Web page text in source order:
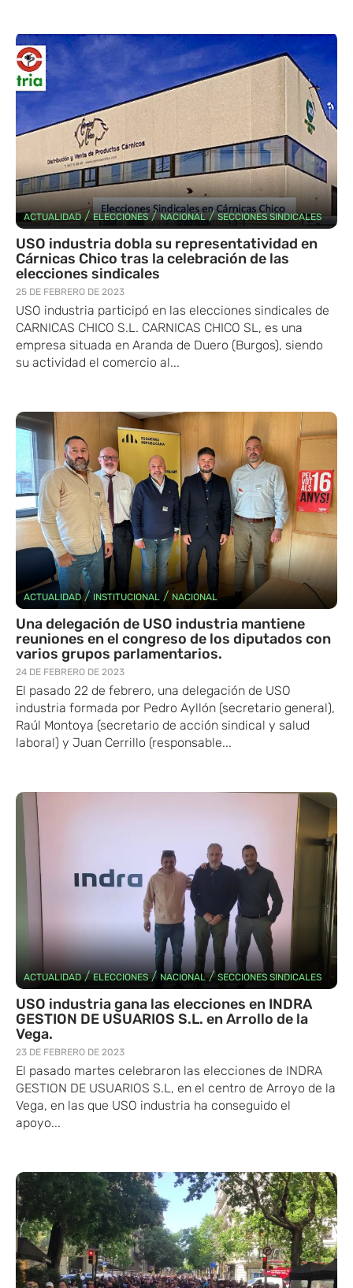
ACTUALIDAD/ ELECCIONES/NACIONAL /SECCIONES SINDICALES
USO industria dobla su representatividad en
Cárnicas Chico tras la celebración de las
elecciones sindicales
25 DE FEBRERO DE 2023
USO industria participó en las elecciones sindicales de
CARNICAS CHICO S.L. CARNICAS CHICO SL, es una
empresa situada en Aranda de Duero (Burgos), siendo
su actividad el comercio al...
ACTUALIDAD/ INSTITUCIONAL / NACIONAL
Una delegación de USO industria mantiene
reuniones en el congreso de los diputados con
varios grupos parlamentarios.
24 DE FEBRERO DE 2023
El pasado 22 de febrero, una delegación de USO
industria formada por Pedro Ayllón (secretario general),
Raúl Montoya (secretario de acción sindical y salud
laboral) y Juan Cerrillo (responsable...
ACTUALIDAD/ELECCIONES/ NACIONAL/SECCIONES SINDICALES
USO industria gana las elecciones en INDRA
GESTION DE USUARIOS S.L. en Arrollo de la
Vega.
23 DE FEBRERO DE 2023
El pasado martes celebraron las elecciones de INDRA
GESTION DE USUARIOS S.L, en el centro de Arroyo de la
Vega, en las que USO industria ha conseguido el
apoyo...